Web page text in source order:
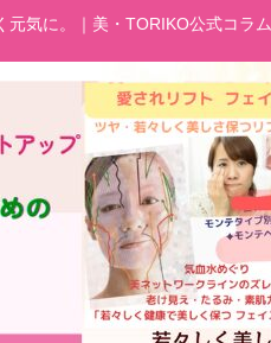
気に。｜美・TORIKO公式コラム